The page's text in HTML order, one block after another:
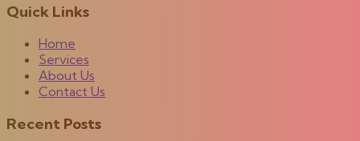
Quick Links
Home
Services
About Us
Contact Us
Recent Posts